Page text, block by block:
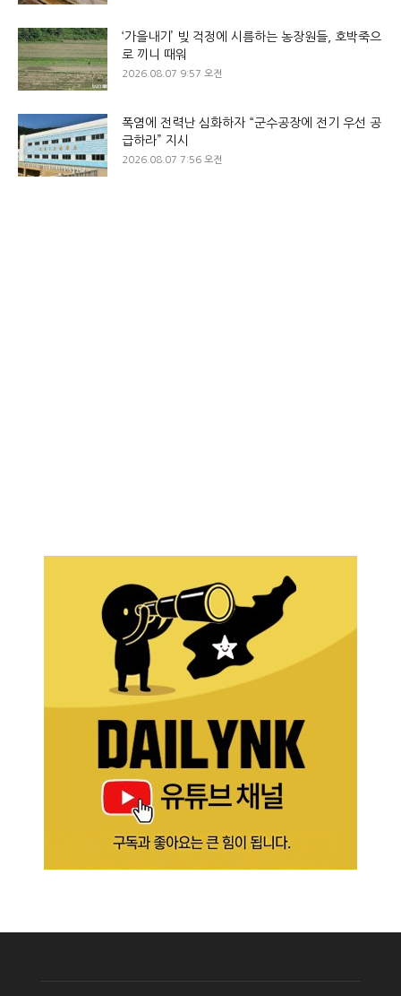
‘가을내기’ 빚 걱정에 시름하는 농장원들, 호박죽으
로 끼니 때워
2026.08.07 9:57 오전
폭염에 전력난 심화하자 “군수공장에 전기 우선 공
급하라” 지시
2026.08.07 7:56 오전